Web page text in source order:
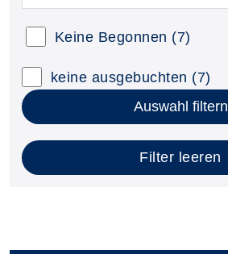
Keine Begonnen (7)
keine ausgebuchten (7)
Auswahl filtern
Filter leeren